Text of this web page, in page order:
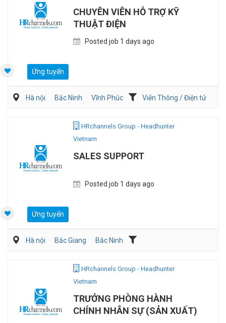
CHUYÊN VIÊN HỖ TRỢ KỸ
THUẬT ĐIỆN
Posted job 1 days ago
Ứng tuyển
Hà nội Bắc Ninh Vĩnh Phúc
Viễn Thông / Điện tử
HRchannels Group - Headhunter
Vietnam
SALES SUPPORT
Posted job 1 days ago
Ứng tuyển
Hà nội Bắc Giang
Bắc Ninh
HRchannels Group - Headhunter
Vietnam
TRƯỞNG PHÒNG HÀNH
CHÍNH NHÂN SỰ (SẢN XUẤT)